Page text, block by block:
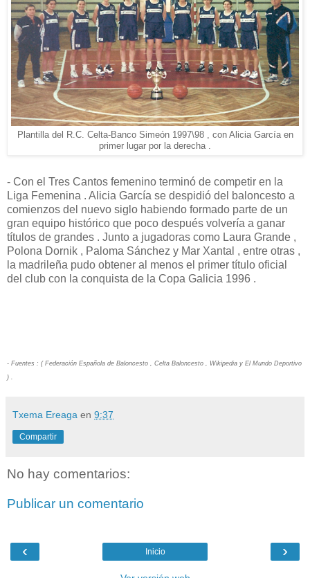
Plantilla del R.C. Celta-Banco Simeón 1997\98 , con Alicia García en
primer lugar por la derecha .
- Con el Tres Cantos femenino terminó de competir en la
Liga Femenina . Alicia García se despidió del baloncesto a
comienzos del nuevo siglo habiendo formado parte de un
gran equipo histórico que poco después volvería a ganar
títulos de grandes . Junto a jugadoras como Laura Grande ,
Polona Dornik , Paloma Sánchez y Mar Xantal , entre otras ,
la madrileña pudo obtener al menos el primer título oficial
del club con la conquista de la Copa Galicia 1996 .
- Fuentes : ( Federación Española de Baloncesto , Celta Baloncesto , Wikipedia y El Mundo Deportivo
) .
Txema Ereaga en 9:37
Compartir
No hay comentarios:
Publicar un comentario
‹ ›
Inicio